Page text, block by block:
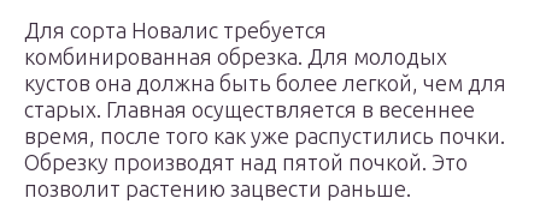
Для сорта Новалис требуется
комбинированная обрезка. Для молодых
кустов она должна быть более легкой, чем для
старых. Главная осуществляется в весеннее
время, после того как уже распустились почки.
Обрезку производят над пятой почкой. Это
позволит растению зацвести раньше.